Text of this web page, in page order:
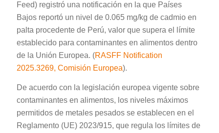
Feed) registró una notificación en la que Países
Bajos reportó un nivel de 0.065 mg/kg de cadmio en
palta procedente de Perú, valor que supera el límite
establecido para contaminantes en alimentos dentro
de la Unión Europea. (RASFF Notification
2025.3269, Comisión Europea).
De acuerdo con la legislación europea vigente sobre
contaminantes en alimentos, los niveles máximos
permitidos de metales pesados se establecen en el
Reglamento (UE) 2023/915, que regula los límites de